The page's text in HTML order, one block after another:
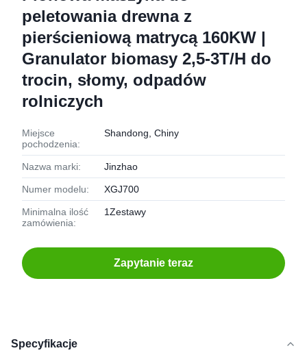
peletowania drewna z
pierścieniową matrycą 160KW |
Granulator biomasy 2,5-3T/H do
trocin, słomy, odpadów
rolniczych
Miejsce
pochodzenia:
Shandong, Chiny
Nazwa marki: Jinzhao
Numer modelu: XGJ700
Minimalna ilość
zamówienia:
1Zestawy
Zapytanie teraz
Specyfikacje